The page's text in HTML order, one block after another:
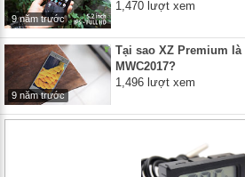
9 năm trước
1,470 lượt xem
9 năm trước
Tại sao XZ Premium
MWC2017?
1,496 lượt xem